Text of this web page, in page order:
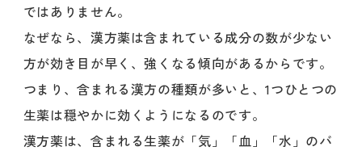
ではありません。
なぜなら、漢方薬は含まれている成分の数が少ない
方が効き目が早く、強くなる傾向があるからです。
つまり、含まれる漢方の種類が多いと、1つひとつの
生薬は穏やかに効くようになるのです。
漢方薬は、含まれる生薬が「気」「血」「水」のバ